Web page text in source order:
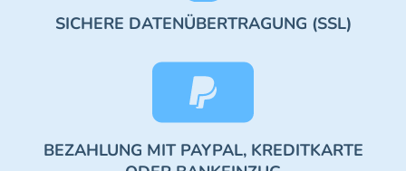
SICHERE DATENÜBERTRAGUNG (SSL)
BEZAHLUNG MIT PAYPAL, KREDITKARTE